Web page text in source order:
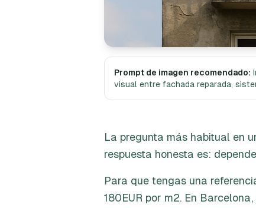
Prompt de imagen recomendado:
visual entre fachada reparada,
La pregunta más habitual en
respuesta honesta es:
Para que tengas una
180EUR por m2. En